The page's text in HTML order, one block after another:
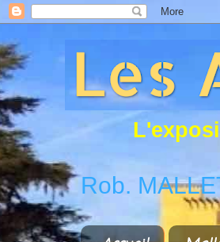
L'exposi
Rob.